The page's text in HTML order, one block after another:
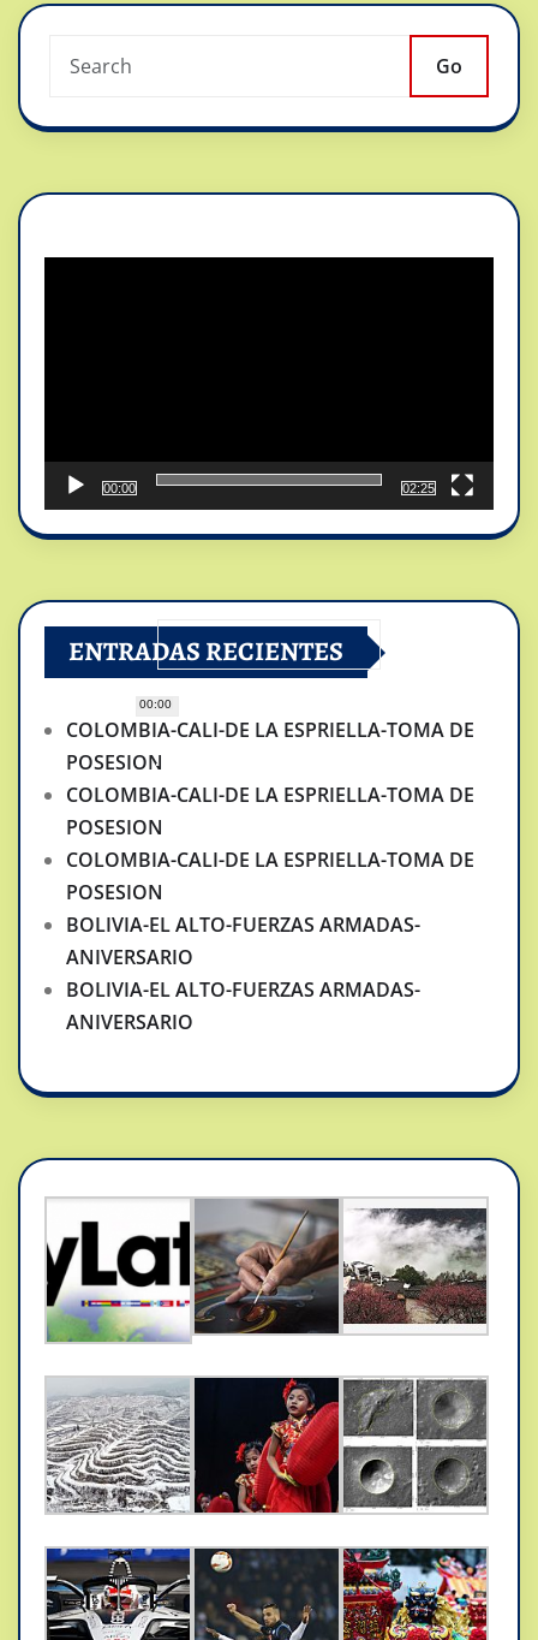
Go
00:00
00:00
02:25
ENTRADAS RECIENTES
COLOMBIA-CALI-DE LA ESPRIELLA-TOMA DE
POSESION
COLOMBIA-CALI-DE LA ESPRIELLA-TOMA DE
POSESION
COLOMBIA-CALI-DE LA ESPRIELLA-TOMA DE
POSESION
BOLIVIA-EL ALTO-FUERZAS ARMADAS-
ANIVERSARIO
BOLIVIA-EL ALTO-FUERZAS ARMADAS-
ANIVERSARIO